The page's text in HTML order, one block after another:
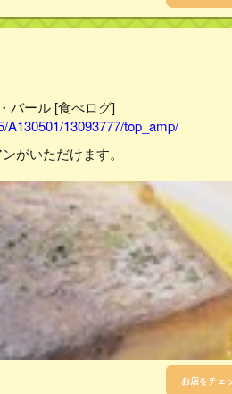
バール [食べログ]
13093777/top_amp/
がいただけます。
お店をチェ